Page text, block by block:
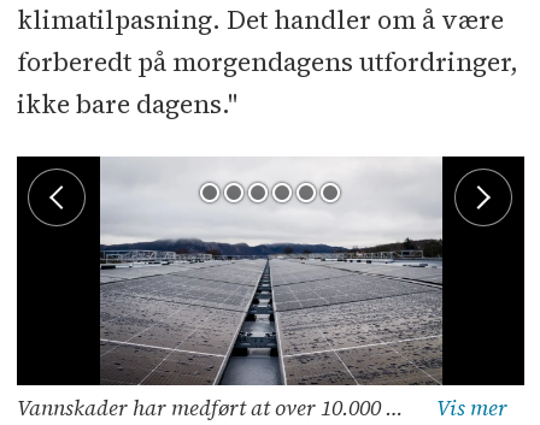
klimatilpasning. Det handler om å være
forberedt på morgendagens utfordringer,
ikke bare dagens."
Vannskader har medført at over 10.000 kvadratmeter tak må skiftes ut på Jåttå videregående skole. Foto: Ålgård Fotostudio